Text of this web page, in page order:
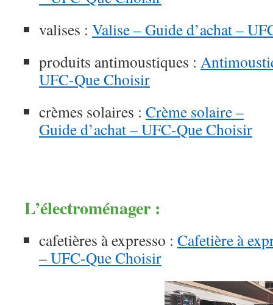
valises : Valise – Guide d’achat –
produits antimoustiques :
UFC-Que Choisir
crèmes solaires : Crème solaire –
Guide d’achat – UFC-Que Choisir
L’électroménager :
cafetières à expresso : Cafetière à
– UFC-Que Choisir